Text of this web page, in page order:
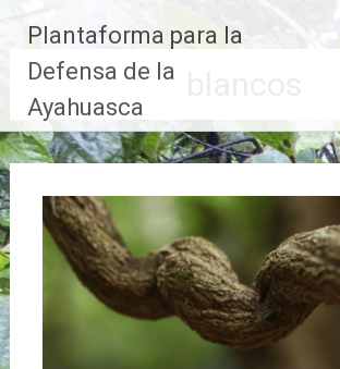
contenido
Plantaforma para la
Defensa de la
Ayahuasca